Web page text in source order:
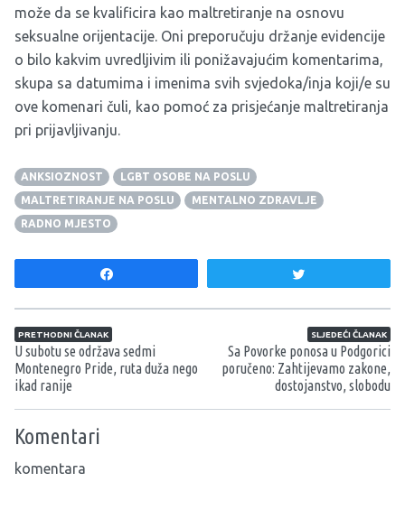
može da se kvalificira kao maltretiranje na osnovu
seksualne orijentacije. Oni preporučuju držanje evidencije
o bilo kakvim uvredljivim ili ponižavajućim komentarima,
skupa sa datumima i imenima svih svjedoka/inja koji/e su
ove komenari čuli, kao pomoć za prisjećanje maltretiranja
pri prijavljivanju.
ANKSIOZNOST
LGBT OSOBE NA POSLU
MALTRETIRANJE NA POSLU
MENTALNO ZDRAVLJE
RADNO MJESTO
Navigacija članaka
PRETHODNI ČLANAK
U subotu se održava sedmi
Montenegro Pride, ruta duža nego
ikad ranije
SLJEDEĆI ČLANAK
Sa Povorke ponosa u Podgorici
poručeno: Zahtijevamo zakone,
dostojanstvo, slobodu
Komentari
komentara